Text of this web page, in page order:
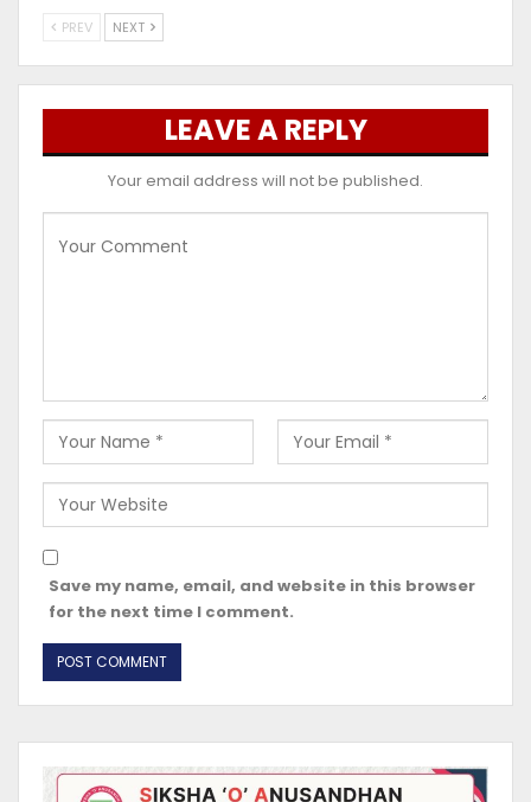
PREV NEXT
LEAVE A REPLY
Your email address will not be published.
Save my name, email, and website in this browser
for the next time I comment.